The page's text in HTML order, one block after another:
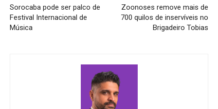
Sorocaba pode ser palco de
Festival Internacional de
Música
Zoonoses remove mais de
700 quilos de inservíveis no
Brigadeiro Tobias